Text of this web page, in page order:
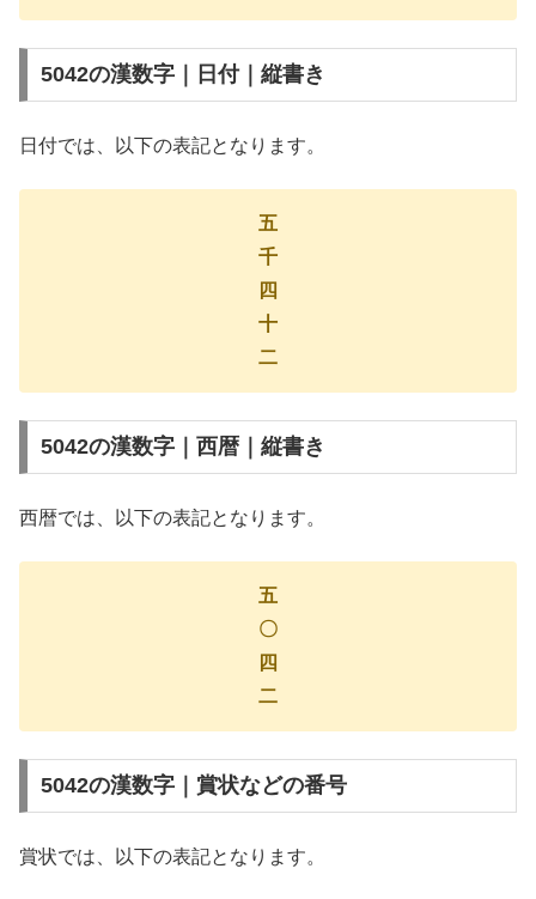
5042の漢数字｜日付｜縦書き
日付では、以下の表記となります。
五
千
四
十
二
5042の漢数字｜西暦｜縦書き
西暦では、以下の表記となります。
五
〇
四
二
5042の漢数字｜賞状などの番号
賞状では、以下の表記となります。